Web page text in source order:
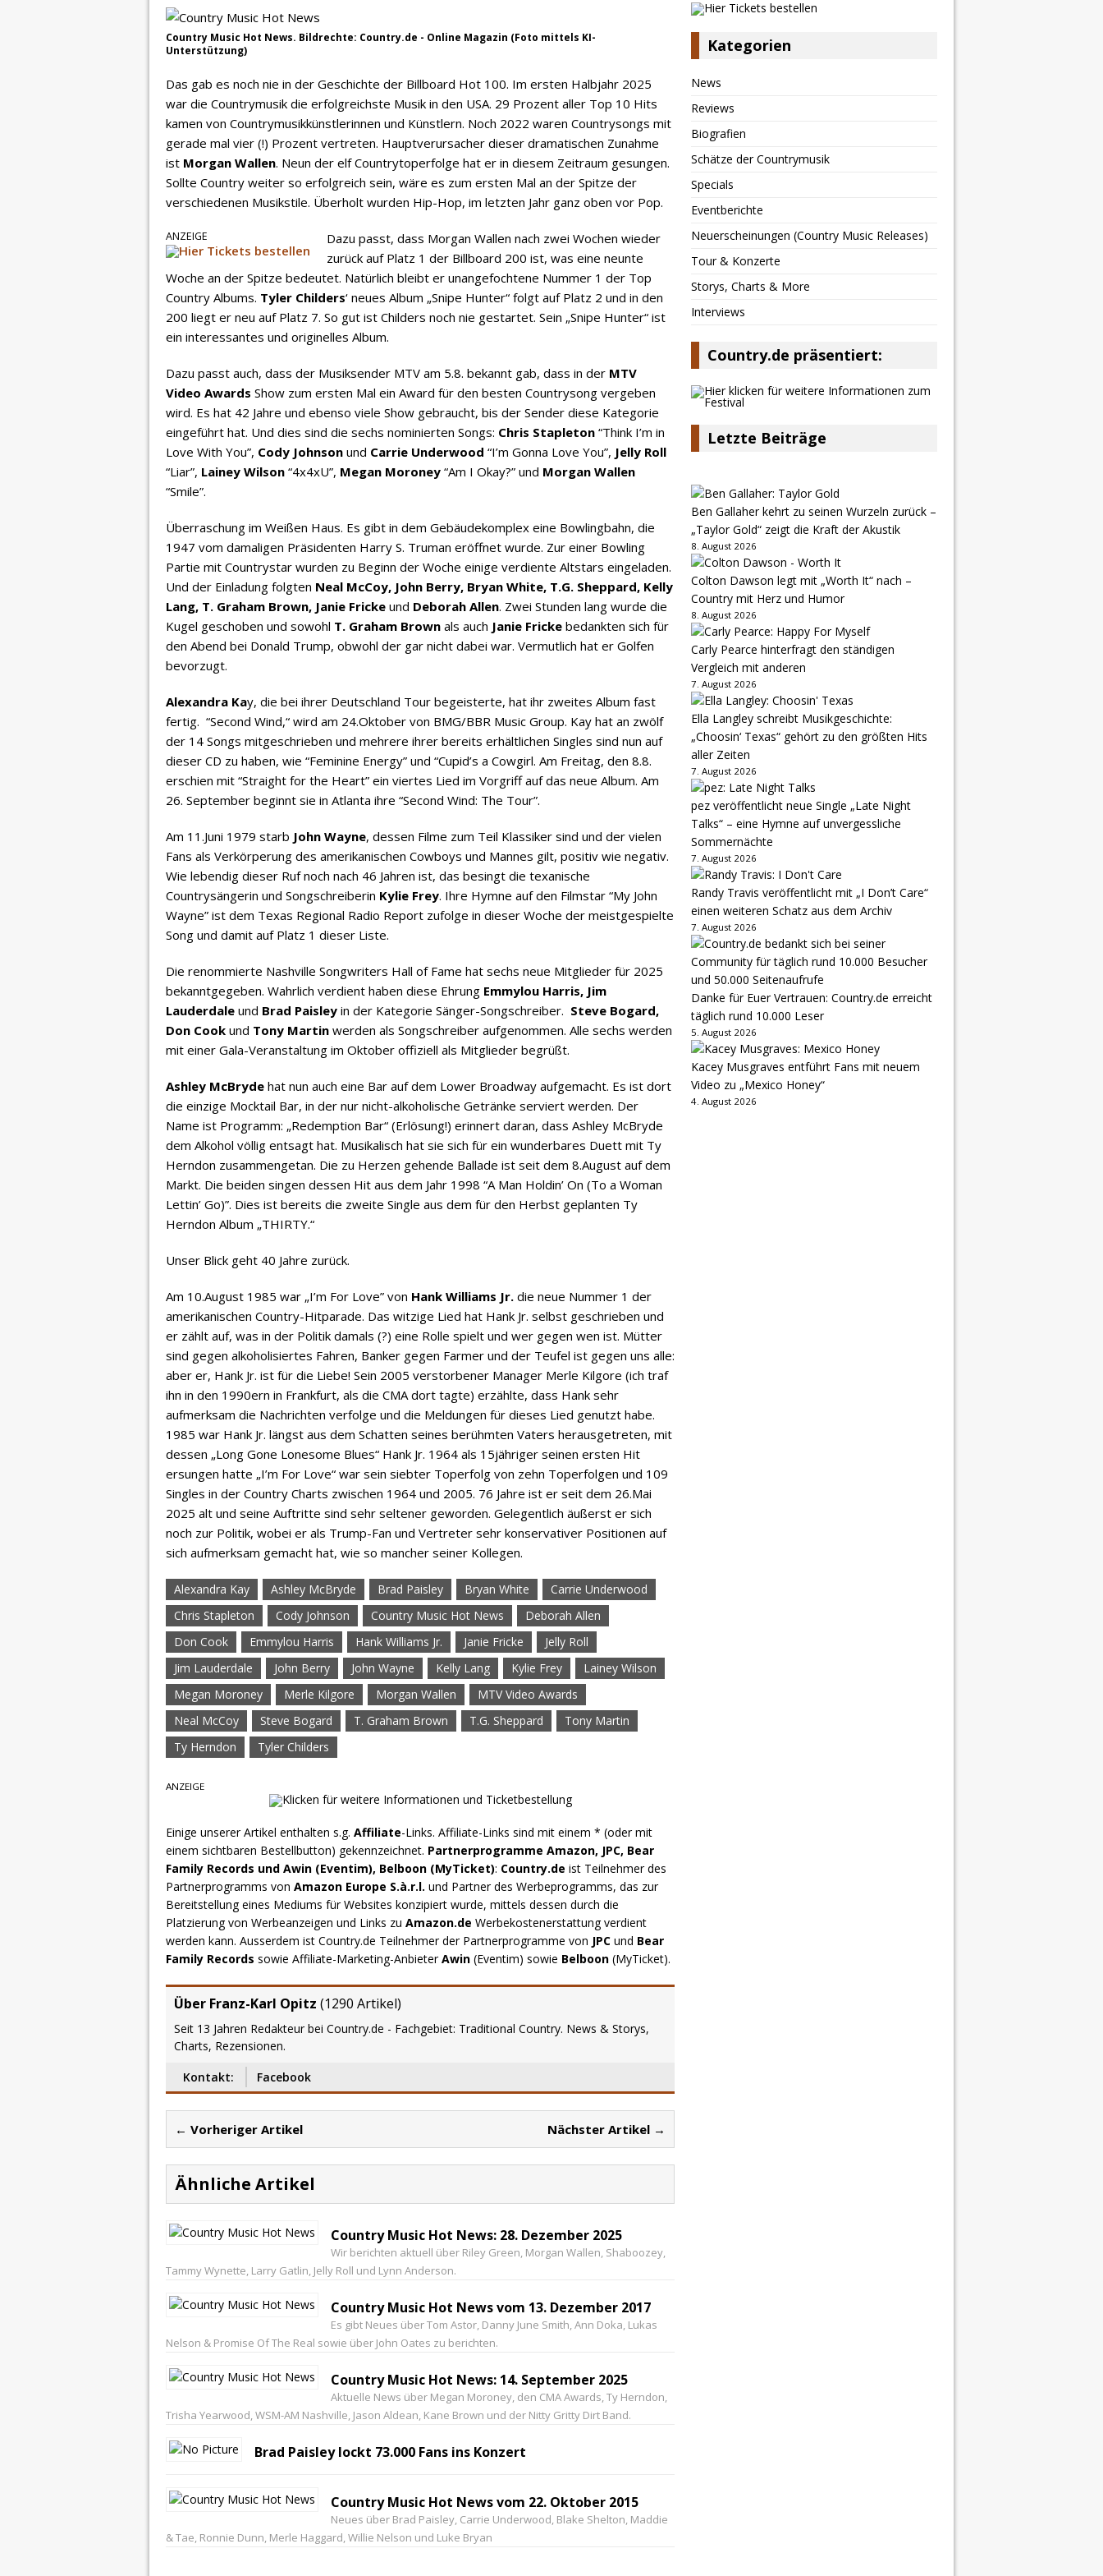
Country Music Hot News. Bildrechte: Country.de - Online Magazin (Foto mittels KI-
Unterstützung)
Das gab es noch nie in der Geschichte der Billboard Hot 100. Im ersten Halbjahr 2025
war die Countrymusik die erfolgreichste Musik in den USA. 29 Prozent aller Top 10 Hits
kamen von Countrymusikkünstlerinnen und Künstlern. Noch 2022 waren Countrysongs mit
gerade mal vier (!) Prozent vertreten. Hauptverursacher dieser dramatischen Zunahme
ist Morgan Wallen. Neun der elf Countrytoperfolge hat er in diesem Zeitraum gesungen.
Sollte Country weiter so erfolgreich sein, wäre es zum ersten Mal an der Spitze der
verschiedenen Musikstile. Überholt wurden Hip-Hop, im letzten Jahr ganz oben vor Pop.
ANZEIGE
Dazu passt, dass Morgan Wallen nach zwei Wochen wieder
zurück auf Platz 1 der Billboard 200 ist, was eine neunte
Woche an der Spitze bedeutet. Natürlich bleibt er unangefochtene Nummer 1 der Top
Country Albums. Tyler Childers‘ neues Album „Snipe Hunter“ folgt auf Platz 2 und in den
200 liegt er neu auf Platz 7. So gut ist Childers noch nie gestartet. Sein „Snipe Hunter“ ist
ein interessantes und originelles Album.
Dazu passt auch, dass der Musiksender MTV am 5.8. bekannt gab, dass in der MTV
Video Awards Show zum ersten Mal ein Award für den besten Countrysong vergeben
wird. Es hat 42 Jahre und ebenso viele Show gebraucht, bis der Sender diese Kategorie
eingeführt hat. Und dies sind die sechs nominierten Songs: Chris Stapleton “Think I’m in
Love With You”, Cody Johnson und Carrie Underwood “I’m Gonna Love You”, Jelly Roll
“Liar”, Lainey Wilson “4x4xU”, Megan Moroney “Am I Okay?” und Morgan Wallen
“Smile”.
Überraschung im Weißen Haus. Es gibt in dem Gebäudekomplex eine Bowlingbahn, die
1947 vom damaligen Präsidenten Harry S. Truman eröffnet wurde. Zur einer Bowling
Partie mit Countrystar wurden zu Beginn der Woche einige verdiente Altstars eingeladen.
Und der Einladung folgten Neal McCoy, John Berry, Bryan White, T.G. Sheppard, Kelly
Lang, T. Graham Brown, Janie Fricke und Deborah Allen. Zwei Stunden lang wurde die
Kugel geschoben und sowohl T. Graham Brown als auch Janie Fricke bedankten sich für
den Abend bei Donald Trump, obwohl der gar nicht dabei war. Vermutlich hat er Golfen
bevorzugt.
Alexandra Kay, die bei ihrer Deutschland Tour begeisterte, hat ihr zweites Album fast
fertig. “Second Wind,“ wird am 24.Oktober von BMG/BBR Music Group. Kay hat an zwölf
der 14 Songs mitgeschrieben und mehrere ihrer bereits erhältlichen Singles sind nun auf
dieser CD zu haben, wie “Feminine Energy” und “Cupid’s a Cowgirl. Am Freitag, den 8.8.
erschien mit “Straight for the Heart” ein viertes Lied im Vorgriff auf das neue Album. Am
26. September beginnt sie in Atlanta ihre “Second Wind: The Tour”.
Am 11.Juni 1979 starb John Wayne, dessen Filme zum Teil Klassiker sind und der vielen
Fans als Verkörperung des amerikanischen Cowboys und Mannes gilt, positiv wie negativ.
Wie lebendig dieser Ruf noch nach 46 Jahren ist, das besingt die texanische
Countrysängerin und Songschreiberin Kylie Frey. Ihre Hymne auf den Filmstar “My John
Wayne” ist dem Texas Regional Radio Report zufolge in dieser Woche der meistgespielte
Song und damit auf Platz 1 dieser Liste.
Die renommierte Nashville Songwriters Hall of Fame hat sechs neue Mitglieder für 2025
bekanntgegeben. Wahrlich verdient haben diese Ehrung Emmylou Harris, Jim
Lauderdale und Brad Paisley in der Kategorie Sänger-Songschreiber. Steve Bogard,
Don Cook und Tony Martin werden als Songschreiber aufgenommen. Alle sechs werden
mit einer Gala-Veranstaltung im Oktober offiziell als Mitglieder begrüßt.
Ashley McBryde hat nun auch eine Bar auf dem Lower Broadway aufgemacht. Es ist dort
die einzige Mocktail Bar, in der nur nicht-alkoholische Getränke serviert werden. Der
Name ist Programm: „Redemption Bar“ (Erlösung!) erinnert daran, dass Ashley McBryde
dem Alkohol völlig entsagt hat. Musikalisch hat sie sich für ein wunderbares Duett mit Ty
Herndon zusammengetan. Die zu Herzen gehende Ballade ist seit dem 8.August auf dem
Markt. Die beiden singen dessen Hit aus dem Jahr 1998 “A Man Holdin’ On (To a Woman
Lettin’ Go)”. Dies ist bereits die zweite Single aus dem für den Herbst geplanten Ty
Herndon Album „THIRTY.“
Unser Blick geht 40 Jahre zurück.
Am 10.August 1985 war „I’m For Love” von Hank Williams Jr. die neue Nummer 1 der
amerikanischen Country-Hitparade. Das witzige Lied hat Hank Jr. selbst geschrieben und
er zählt auf, was in der Politik damals (?) eine Rolle spielt und wer gegen wen ist. Mütter
sind gegen alkoholisiertes Fahren, Banker gegen Farmer und der Teufel ist gegen uns alle:
aber er, Hank Jr. ist für die Liebe! Sein 2005 verstorbener Manager Merle Kilgore (ich traf
ihn in den 1990ern in Frankfurt, als die CMA dort tagte) erzählte, dass Hank sehr
aufmerksam die Nachrichten verfolge und die Meldungen für dieses Lied genutzt habe.
1985 war Hank Jr. längst aus dem Schatten seines berühmten Vaters herausgetreten, mit
dessen „Long Gone Lonesome Blues“ Hank Jr. 1964 als 15jähriger seinen ersten Hit
ersungen hatte „I’m For Love“ war sein siebter Toperfolg von zehn Toperfolgen und 109
Singles in der Country Charts zwischen 1964 und 2005. 76 Jahre ist er seit dem 26.Mai
2025 alt und seine Auftritte sind sehr seltener geworden. Gelegentlich äußerst er sich
noch zur Politik, wobei er als Trump-Fan und Vertreter sehr konservativer Positionen auf
sich aufmerksam gemacht hat, wie so mancher seiner Kollegen.
Alexandra Kay Ashley McBryde Brad Paisley Bryan White
Carrie Underwood
Chris Stapleton
Cody Johnson Country Music Hot News
Deborah Allen
Don Cook
Emmylou Harris Hank Williams Jr. Janie Fricke
Jelly Roll
Jim Lauderdale
John Berry John Wayne Kelly Lang Kylie Frey
Lainey Wilson
Megan Moroney
Merle Kilgore Morgan Wallen
MTV Video Awards
Neal McCoy
Steve Bogard T. Graham Brown T.G. Sheppard
Tony Martin
Ty Herndon
Tyler Childers
ANZEIGE
Einige unserer Artikel enthalten s.g. Affiliate-Links. Affiliate-Links sind mit einem * (oder mit
einem sichtbaren Bestellbutton) gekennzeichnet. Partnerprogramme Amazon, JPC, Bear
Family Records und Awin (Eventim), Belboon (MyTicket): Country.de ist Teilnehmer des
Partnerprogramms von Amazon Europe S.à.r.l. und Partner des Werbeprogramms, das zur
Bereitstellung eines Mediums für Websites konzipiert wurde, mittels dessen durch die
Platzierung von Werbeanzeigen und Links zu Amazon.de Werbekostenerstattung verdient
werden kann. Ausserdem ist Country.de Teilnehmer der Partnerprogramme von JPC und Bear
Family Records sowie Affiliate-Marketing-AnbieterAwin (Eventim) sowie Belboon (MyTicket).
Über Franz-Karl Opitz (1290 Artikel)
Seit 13 Jahren Redakteur bei Country.de - Fachgebiet: Traditional Country. News & Storys,
Charts, Rezensionen.
Kontakt:
Facebook
← Vorheriger Artikel Nächster Artikel →
Ähnliche Artikel
Country Music Hot News: 28. Dezember 2025
Wir berichten aktuell über Riley Green, Morgan Wallen, Shaboozey,
Tammy Wynette, Larry Gatlin, Jelly Roll und Lynn Anderson.
Country Music Hot News vom 13. Dezember 2017
Es gibt Neues über Tom Astor, Danny June Smith, Ann Doka, Lukas
Nelson & Promise Of The Real sowie über John Oates zu berichten.
Country Music Hot News: 14. September 2025
Aktuelle News über Megan Moroney, den CMA Awards, Ty Herndon,
Trisha Yearwood, WSM-AM Nashville, Jason Aldean, Kane Brown und der Nitty Gritty Dirt Band.
Brad Paisley lockt 73.000 Fans ins Konzert
Country Music Hot News vom 22. Oktober 2015
Neues über Brad Paisley, Carrie Underwood, Blake Shelton, Maddie
& Tae, Ronnie Dunn, Merle Haggard, Willie Nelson und Luke Bryan
Kategorien
News
Reviews
Biografien
Schätze der Countrymusik
Specials
Eventberichte
Neuerscheinungen (Country Music Releases)
Tour & Konzerte
Storys, Charts & More
Interviews
Country.de präsentiert:
Letzte Beiträge
Ben Gallaher kehrt zu seinen Wurzeln zurück –
„Taylor Gold“ zeigt die Kraft der Akustik
8. August 2026
Colton Dawson legt mit „Worth It“ nach –
Country mit Herz und Humor
8. August 2026
Carly Pearce hinterfragt den ständigen
Vergleich mit anderen
7. August 2026
Ella Langley schreibt Musikgeschichte:
„Choosin‘ Texas“ gehört zu den größten Hits
aller Zeiten
7. August 2026
pez veröffentlicht neue Single „Late Night
Talks“ – eine Hymne auf unvergessliche
Sommernächte
7. August 2026
Randy Travis veröffentlicht mit „I Don’t Care“
einen weiteren Schatz aus dem Archiv
7. August 2026
Danke für Euer Vertrauen: Country.de erreicht
täglich rund 10.000 Leser
5. August 2026
Kacey Musgraves entführt Fans mit neuem
Video zu „Mexico Honey“
4. August 2026